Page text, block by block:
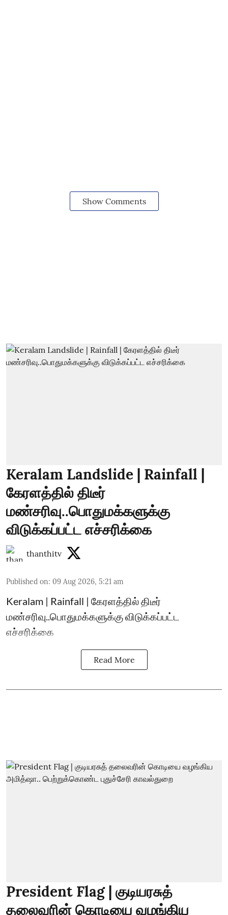
Show Comments
Keralam Landslide | Rainfall |
கேரளத்தில் திடீர்
மண்சரிவு..பொதுமக்களுக்கு
விடுக்கப்பட்ட எச்சரிக்கை
thanthitv
Published on: 09 Aug 2026, 5:21 am
Keralam | Rainfall | கேரளத்தில் திடீர்
மண்சரிவு..பொதுமக்களுக்கு விடுக்கப்பட்ட
எச்சரிக்கை
Read More
President Flag | குடியரசுத்
தலைவரின் கொடியை வழங்கிய